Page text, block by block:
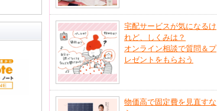
宅配サービスが気になるけ
れど、しくみは？
オンライン相談で質問＆プ
レゼントをもらおう
物価高で固定費を見直すな